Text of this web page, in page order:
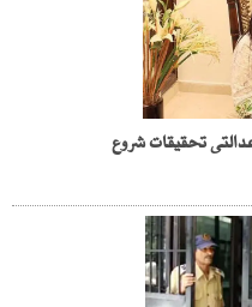
تحقیقات شروع